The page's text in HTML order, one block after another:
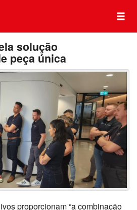
solução
peça única
proporcionam “a combinação